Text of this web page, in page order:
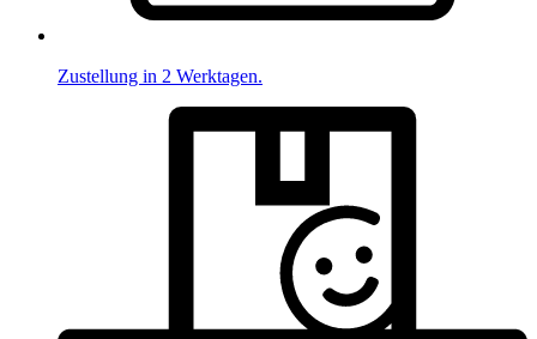
Zustellung in 2 Werktagen.